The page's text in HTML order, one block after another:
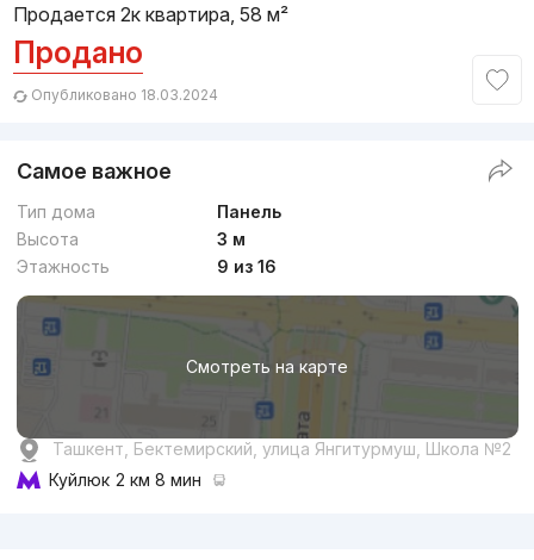
Сдан,Iroda Oripova
2к квартира, 73 м²
от 13.3 млн сум/м²
2к квартира, 55 м²
Продается 2к квартира, 58 м²
Продано
Опубликовано 18.03.2024
Самое важное
Тип дома
Панель
Высота
3 м
Этажность
9 из 16
Смотреть на карте
Ташкент, Бектемирский, улица Янгитурмуш, Школа №2
Куйлюк 2 км 8 мин